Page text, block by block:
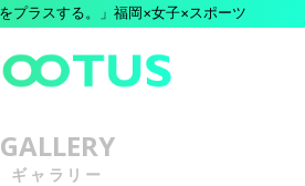
プラスする。」福岡×女子×スポーツ
GALLERY
ギャラリー